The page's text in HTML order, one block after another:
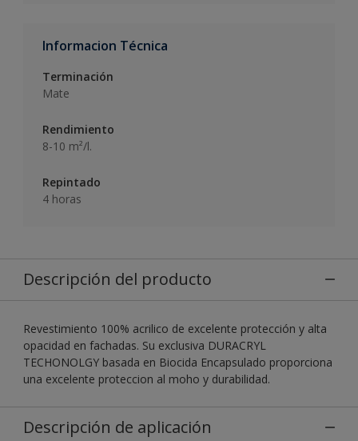
Informacion Técnica
Terminación
Mate
Rendimiento
8-10 m²/l.
Repintado
4 horas
Descripción del producto
Revestimiento 100% acrilico de excelente protección y alta
opacidad en fachadas. Su exclusiva DURACRYL
TECHONOLGY basada en Biocida Encapsulado proporciona
una excelente proteccion al moho y durabilidad.
Descripción de aplicación